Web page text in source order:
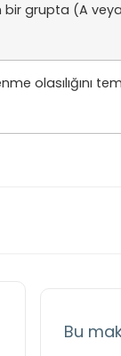
bir grupta (A
olasılığını
Bu